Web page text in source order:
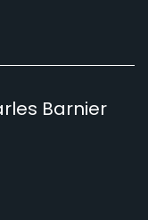
Barnier